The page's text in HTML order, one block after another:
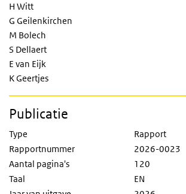
H Witt
G Geilenkirchen
M Bolech
S Dellaert
E van Eijk
K Geertjes
Publicatie
Type
Rapport
Rapportnummer
2026-0023
Aantal pagina's
120
Taal
EN